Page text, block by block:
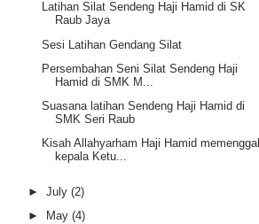
Latihan Silat Sendeng Haji Hamid di SK
Raub Jaya
Sesi Latihan Gendang Silat
Persembahan Seni Silat Sendeng Haji
Hamid di SMK M...
Suasana latihan Sendeng Haji Hamid di
SMK Seri Raub
Kisah Allahyarham Haji Hamid memenggal
kepala Ketu...
► July (2)
►
May (4)